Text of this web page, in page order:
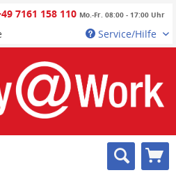
7161 158 110 Mo.-Fr. 08:00 - 17:00 Uhr
Service/Hilfe